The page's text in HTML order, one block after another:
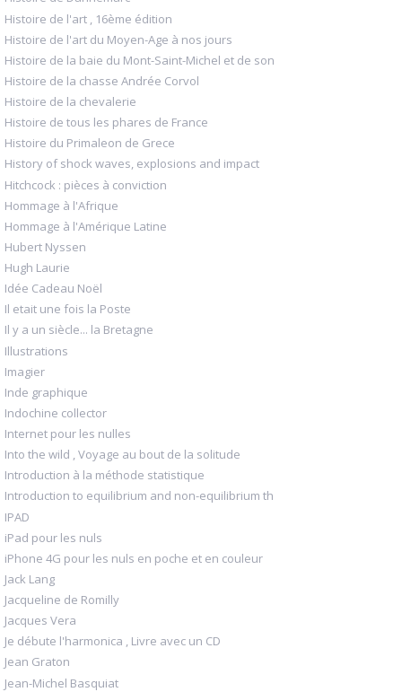
Histoire de l'art , 16ème édition
Histoire de l'art du Moyen-Age à nos jours
Histoire de la baie du Mont-Saint-Michel et de son
Histoire de la chasse Andrée Corvol
Histoire de la chevalerie
Histoire de tous les phares de France
Histoire du Primaleon de Grece
History of shock waves, explosions and impact
Hitchcock : pièces à conviction
Hommage à l'Afrique
Hommage à l'Amérique Latine
Hubert Nyssen
Hugh Laurie
Idée Cadeau Noël
Il etait une fois la Poste
Il y a un siècle... la Bretagne
Illustrations
Imagier
Inde graphique
Indochine collector
Internet pour les nulles
Into the wild , Voyage au bout de la solitude
Introduction à la méthode statistique
Introduction to equilibrium and non-equilibrium th
IPAD
iPad pour les nuls
iPhone 4G pour les nuls en poche et en couleur
Jack Lang
Jacqueline de Romilly
Jacques Vera
Je débute l'harmonica , Livre avec un CD
Jean Graton
Jean-Michel Basquiat